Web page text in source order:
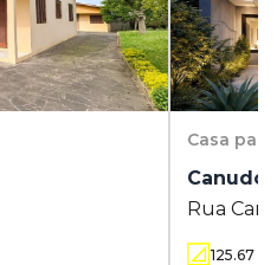
Casa
Canudos
Rua
Canudos
125.67